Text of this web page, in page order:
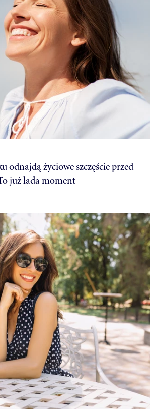
odnajdą życiowe szczęście przed
już lada moment